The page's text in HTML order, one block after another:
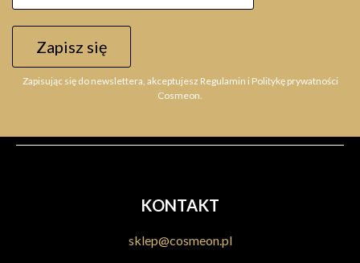
Zapisz się
Zapisując się do newslettera, akceptujesz Regulamin i Politykę prywatności
Cosmeon.
KONTAKT
sklep@cosmeon.pl